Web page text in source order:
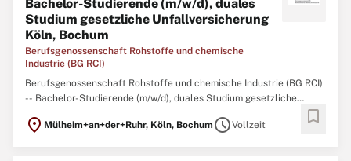
Bachelor-Studierende (m/w/d), duales
Studium gesetzliche Unfallversicherung
Köln, Bochum
Berufsgenossenschaft Rohstoffe und chemische
Industrie (BG RCI)
Berufsgenossenschaft Rohstoffe und chemische Industrie (BG RCI)
-- Bachelor-Studierende (m/w/d), duales Studium gesetzliche
Sozialversicherung von morgen – Studieren Sie mit Vision! Die BG
location_on Mülheim+an+der+Ruhr, Köln, Bochum scheduleVollzeit bookmark